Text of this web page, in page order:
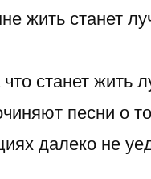
жить станет
станет жить
песни о
далеко не